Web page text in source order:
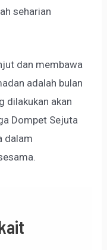
seharian
dan membawa
adalah bulan
dilakukan akan
Dompet Sejuta
dalam